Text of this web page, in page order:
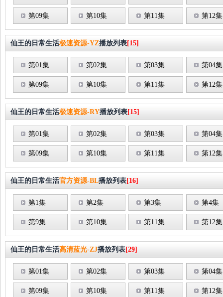
第09集 第10集 第11集 第12集
仙王的日常生活极速资源-YZ播放列表[15]
第01集 第02集 第03集 第04集
第09集 第10集 第11集 第12集
仙王的日常生活极速资源-RY播放列表[15]
第01集 第02集 第03集 第04集
第09集 第10集 第11集 第12集
仙王的日常生活官方资源-BL播放列表[16]
第1集 第2集 第3集 第4集
第9集 第10集 第11集 第12集
仙王的日常生活高清蓝光-ZJ播放列表[29]
第01集 第02集 第03集 第04集
第09集 第10集 第11集 第12集